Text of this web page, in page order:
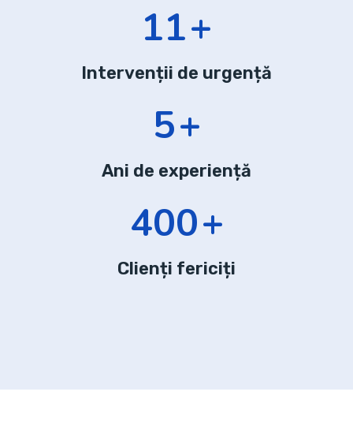
14+
Intervenții de urgență
6+
Ani de experiență
540+
Clienți fericiți